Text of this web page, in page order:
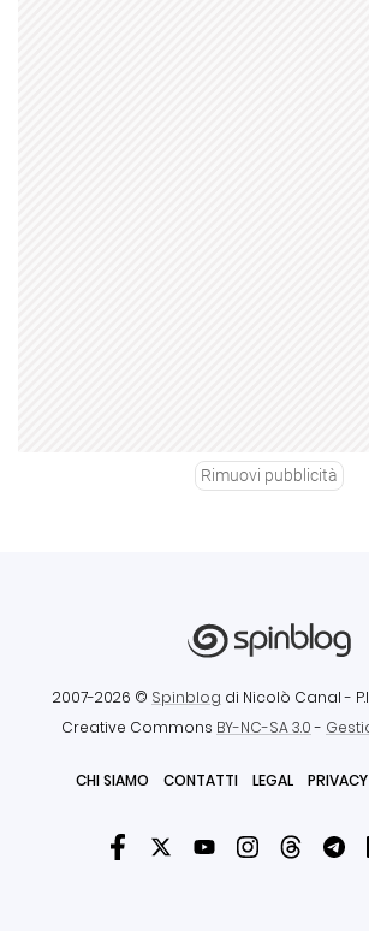
Rimuovi pubblicità
2007-2026 © Spinblog di Nicolò Canal -
Creative Commons BY-NC-SA 3.0-
CHI SIAMO CONTATTI LEGAL PRIVACY